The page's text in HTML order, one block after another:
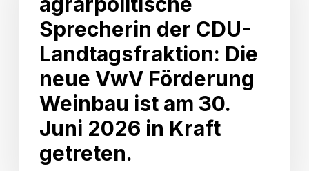
agrarpolitische
Sprecherin
CDU-
Landtagsfraktion:
neue
Förderung
Sprecherin der CDU-
Landtagsfraktion: Die
neue VwV Förderung
Weinbau ist am 30.
Juni 2026 in Kraft
getreten.